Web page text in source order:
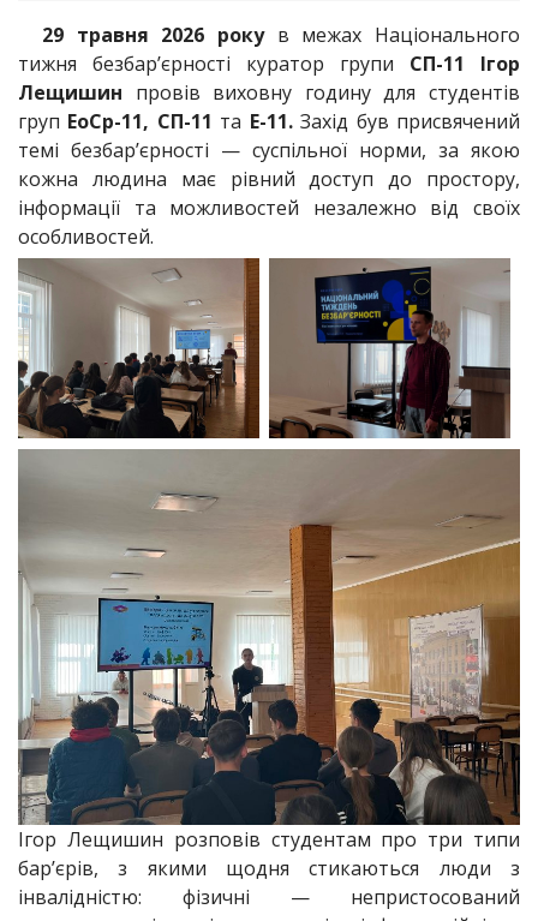
29 травня 2026 рокув межах Національного
тижня безбар’єрності куратор групи СП-11 Ігор
Лещишин провів виховну годину для студентів
груп ЕoСp-11, СП-11 та Е-11.Захід був присвячений
темі безбар’єрності — суспільної норми, за якою
кожна людина має рівний доступ до простору,
інформації та можливостей незалежно від своїх
особливостей.
Ігор Лещишин розповів студентам про три типи
бар’єрів, з якими щодня стикаються люди з
інвалідністю: фізичні — непристосований